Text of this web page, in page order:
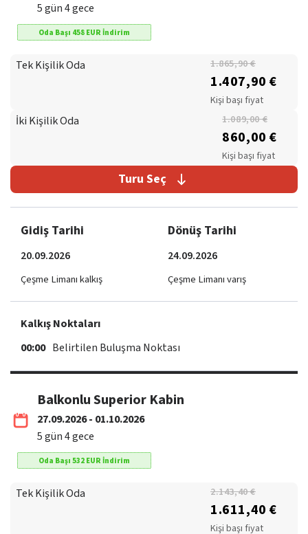
5gün4gece
Oda Başı 458 EUR İndirim
Tek Kişilik Oda 1.865,90 €
1.407,90 €
Kişi başı fiyat
İki Kişilik Oda 1.089,00 €
860,00 €
Kişi başı fiyat
Turu Seç
Gidiş Tarihi
20.09.2026
Çeşme Limanı kalkış
Dönüş Tarihi
24.09.2026
Çeşme Limanı varış
Kalkış Noktaları
00:00 Belirtilen Buluşma Noktası
Balkonlu Superior Kabin
27.09.2026 - 01.10.2026
5gün4gece
Oda Başı 532 EUR İndirim
Tek Kişilik Oda 2.143,40 €
1.611,40 €
Kişi başı fiyat